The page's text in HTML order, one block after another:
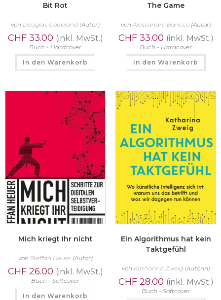
Bit Rot
von Douglas Coupland (Autor)
CHF33.00 (inkl. MwSt.)
Buch - Hardcover
In den Warenkorb
The Game
von Alessandro Baricco(Autor)
CHF33.00 (inkl. MwSt.)
Buch - Hardcover
In den Warenkorb
Mich kriegt Ihr nicht
von Steffan Heuer(Autor)
CHF26.00 (inkl. MwSt.)
Buch - Softcover
In den Warenkorb
Ein Algorithmus hat kein
Taktgefühl
von Katharina Zweig(Autorin)
CHF28.00 (inkl. MwSt.)
Buch - Softcover